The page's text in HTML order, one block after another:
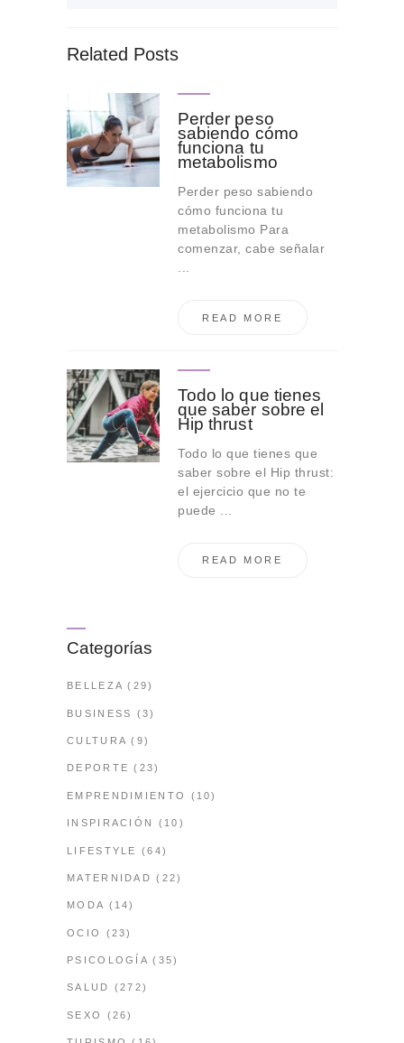
Related Posts
Perder peso
sabiendo cómo
funciona tu
metabolismo
Perder peso sabiendo
cómo funciona tu
metabolismo Para
comenzar, cabe señalar
...
READ MORE
Todo lo que tienes
que saber sobre el
Hip thrust
Todo lo que tienes que
saber sobre el Hip thrust:
el ejercicio que no te
puede ...
READ MORE
Categorías
BELLEZA (29)
BUSINESS (3)
CULTURA (9)
DEPORTE (23)
EMPRENDIMIENTO (10)
INSPIRACIÓN (10)
LIFESTYLE (64)
MATERNIDAD (22)
MODA (14)
OCIO (23)
PSICOLOGÍA (35)
SALUD (272)
SEXO (26)